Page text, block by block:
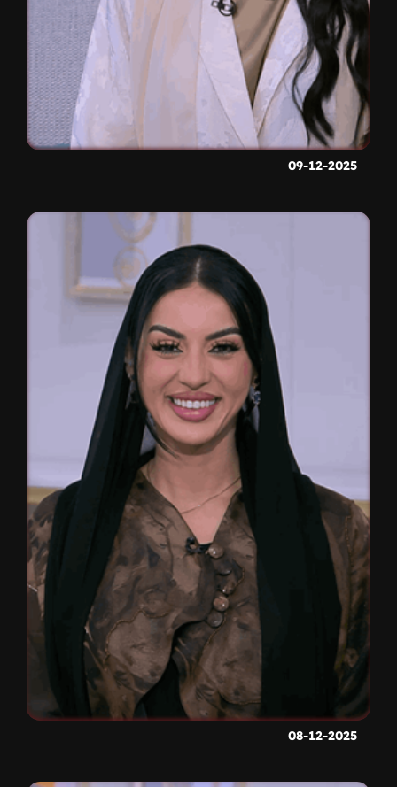
09-12-2025
08-12-2025